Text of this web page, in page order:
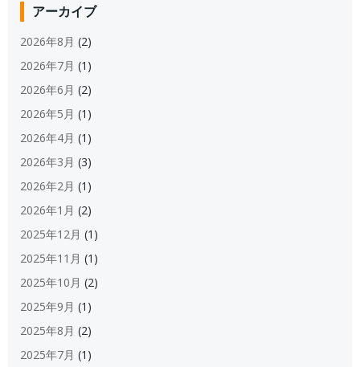
アーカイブ
2026年8月 (2)
2026年7月 (1)
2026年6月 (2)
2026年5月 (1)
2026年4月 (1)
2026年3月 (3)
2026年2月 (1)
2026年1月 (2)
2025年12月 (1)
2025年11月 (1)
2025年10月 (2)
2025年9月 (1)
2025年8月 (2)
2025年7月 (1)